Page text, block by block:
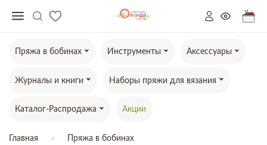
Пряжа в бобинах Инструменты Аксессуары
Журналы и книги Наборы пряжи для вязания
Каталог-Распродажа Акции
Главная
Пряжа в бобинах